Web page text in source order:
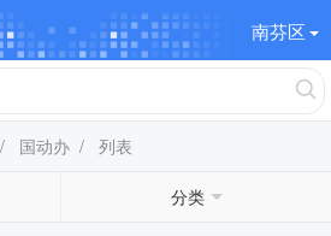
南芬区
/ 国动办 / 列表
分类